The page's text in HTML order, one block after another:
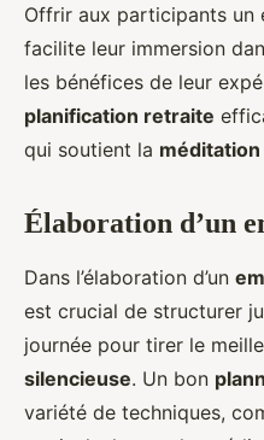
Offrir aux participants un
facilite leur immersion
les bénéfices de leur
planification retraite
qui soutient la
Élaboration d’un
Dans l’élaboration d’un
est crucial de structurer
journée pour tirer le
silencieuse. Un bon
variété de techniques,